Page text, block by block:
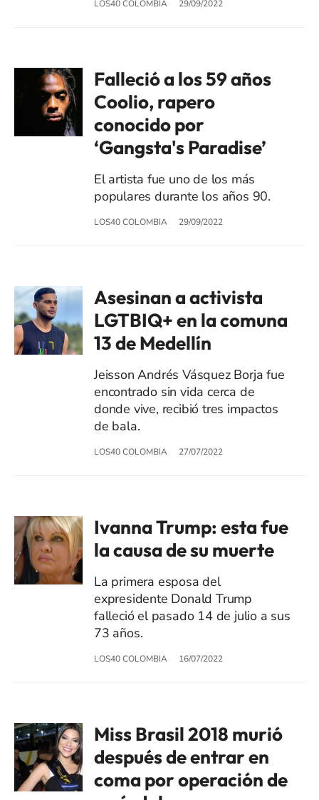
LOS40 COLOMBIA 29/09/2022
Falleció a los 59 años
Coolio, rapero
conocido por
‘Gangsta's Paradise’
El artista fue uno de los más
populares durante los años 90.
LOS40 COLOMBIA 29/09/2022
Asesinan a activista
LGTBIQ+ en la comuna
13 de Medellín
Jeisson Andrés Vásquez Borja fue
encontrado sin vida cerca de
donde vive, recibió tres impactos
de bala.
LOS40 COLOMBIA 27/07/2022
Ivanna Trump: esta fue
la causa de su muerte
La primera esposa del
expresidente Donald Trump
falleció el pasado 14 de julio a sus
73 años.
LOS40 COLOMBIA 16/07/2022
Miss Brasil 2018 murió
después de entrar en
coma por operación de